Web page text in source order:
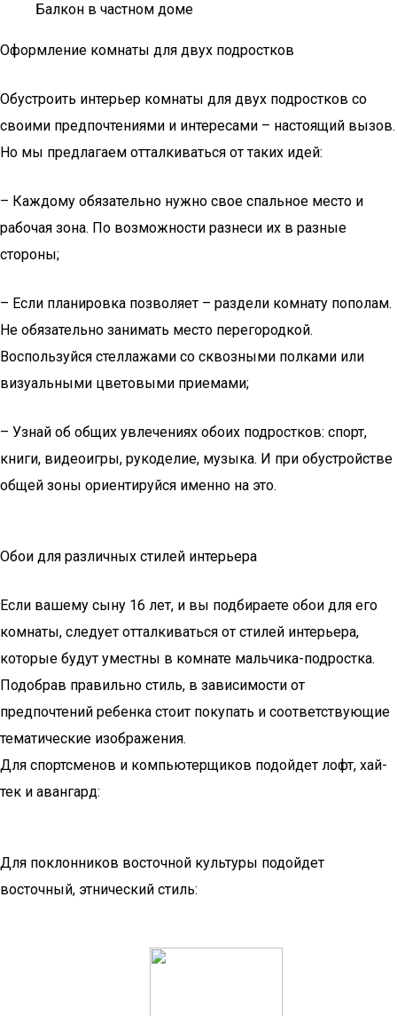
Балкон в частном доме
Оформление комнаты для двух подростков
Обустроить интерьер комнаты для двух подростков со
своими предпочтениями и интересами – настоящий вызов.
Но мы предлагаем отталкиваться от таких идей:
– Каждому обязательно нужно свое спальное место и
рабочая зона. По возможности разнеси их в разные
стороны;
– Если планировка позволяет – раздели комнату пополам.
Не обязательно занимать место перегородкой.
Воспользуйся стеллажами со сквозными полками или
визуальными цветовыми приемами;
– Узнай об общих увлечениях обоих подростков: спорт,
книги, видеоигры, рукоделие, музыка. И при обустройстве
общей зоны ориентируйся именно на это.
Обои для различных стилей интерьера
Если вашему сыну 16 лет, и вы подбираете обои для его
комнаты, следует отталкиваться от стилей интерьера,
которые будут уместны в комнате мальчика-подростка.
Подобрав правильно стиль, в зависимости от
предпочтений ребенка стоит покупать и соответствующие
тематические изображения.
Для спортсменов и компьютерщиков подойдет лофт, хай-
тек и авангард:
Для поклонников восточной культуры подойдет
восточный, этнический стиль: